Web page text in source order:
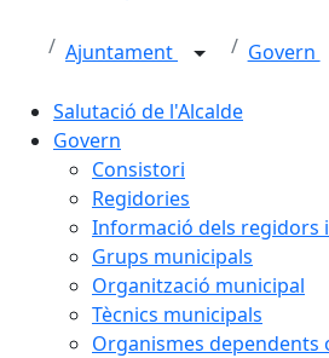
Ajuntament Govern
Salutació de l'Alcalde
Govern
Consistori
Regidories
Informació dels regidors
Grups municipals
Organització municipal
Tècnics municipals
Organismes dependents